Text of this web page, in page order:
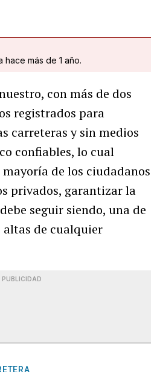
hace más de 1 año.
con más de dos
registrados para
carreteras y sin medios
confiables, lo cual
de los ciudadanos
privados, garantizar la
seguir siendo, una de
de cualquier
PUBLICIDAD